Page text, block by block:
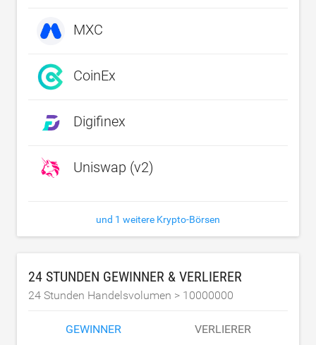
MXC
CoinEx
Digifinex
Uniswap (v2)
und 1 weitere Krypto-Börsen
24 STUNDEN GEWINNER & VERLIERER
24 Stunden Handelsvolumen > 10000000
GEWINNER VERLIERER